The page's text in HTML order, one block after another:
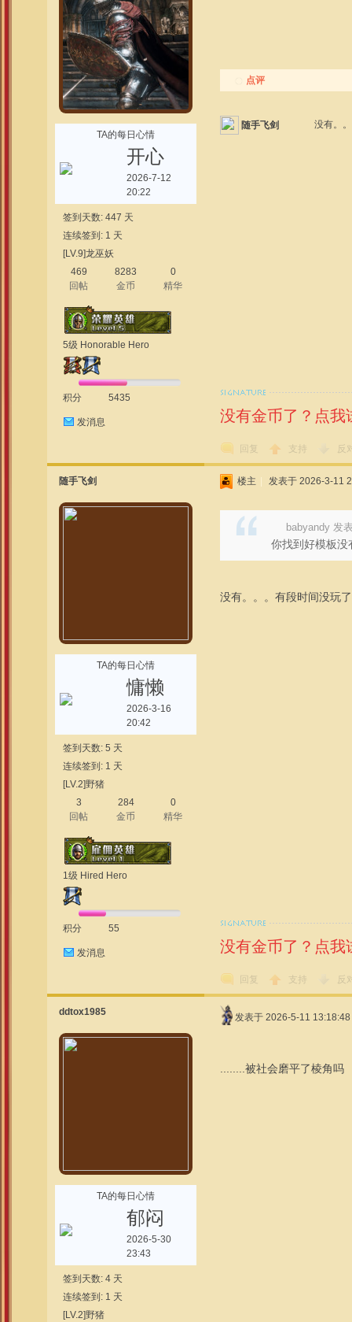
TA的每日心情
开心
2026-7-12
20:22
签到天数: 447 天
连续签到: 1 天
[LV.9]龙巫妖
469
回帖
8283
金币
0
精华
5级 Honorable Hero
积分 5435
发消息
点评
随手飞剑 没有。
没有金币了？点我
回复 支持 反
随手飞剑
TA的每日心情
慵懒
2026-3-16
20:42
签到天数: 5 天
连续签到: 1 天
[LV.2]野猪
3
回帖
284
金币
0
精华
1级 Hired Hero
积分 55
发消息
楼主 发表于 2026-3-11
babyandy 发
你找到好模板没
没有。。。有段时间没玩了
没有金币了？点我
回复 支持 反
ddtox1985
TA的每日心情
郁闷
2026-5-30
23:43
签到天数: 4 天
连续签到: 1 天
[LV.2]野猪
发表于 2026-5-11 13:18:48
........被社会磨平了棱角吗